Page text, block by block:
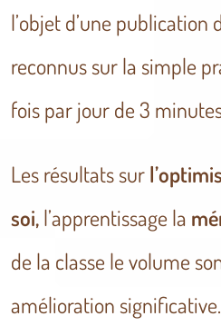
l’objet d’une publication
reconnus sur la simple
fois par jour de 3
Les résultats sur
soi,l’apprentissage la
de la classe le volume
amélioration significative.